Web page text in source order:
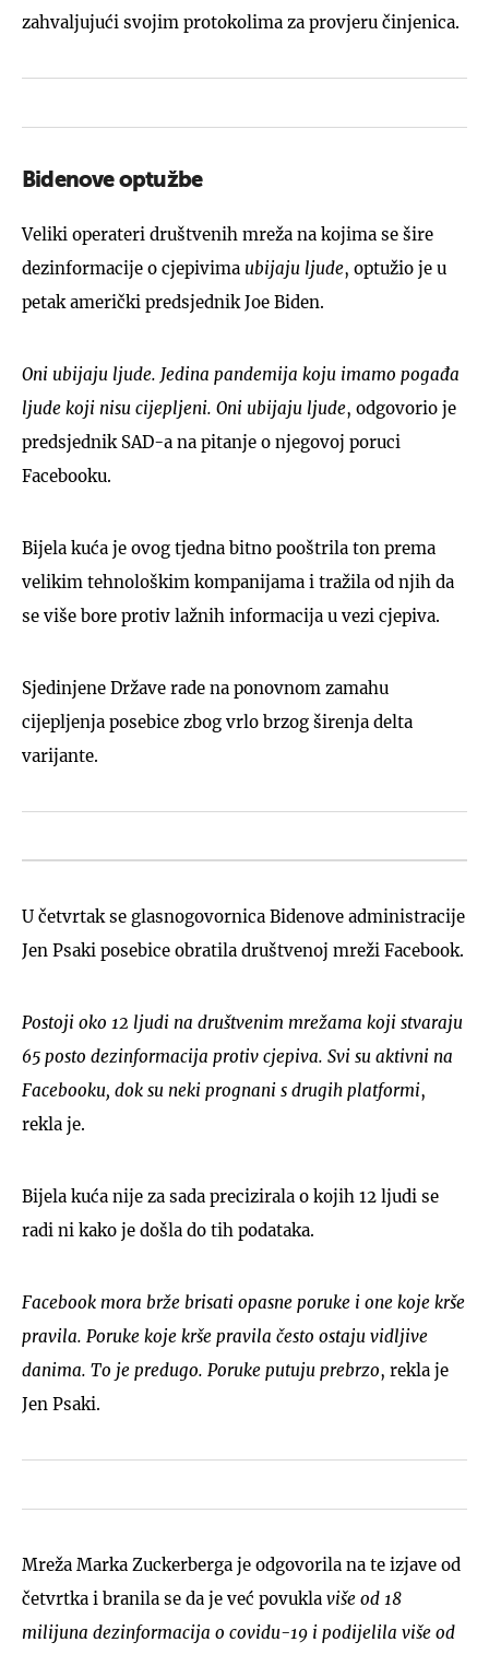
zahvaljujući svojim protokolima za provjeru činjenica.
Bidenove optužbe
Veliki operateri društvenih mreža na kojima se šire
dezinformacije o cjepivima ubijaju ljude, optužio je u
petak američki predsjednik Joe Biden.
Oni ubijaju ljude. Jedina pandemija koju imamo pogađa
ljude koji nisu cijepljeni. Oni ubijaju ljude, odgovorio je
predsjednik SAD-a na pitanje o njegovoj poruci
Facebooku.
Bijela kuća je ovog tjedna bitno pooštrila ton prema
velikim tehnološkim kompanijama i tražila od njih da
se više bore protiv lažnih informacija u vezi cjepiva.
Sjedinjene Države rade na ponovnom zamahu
cijepljenja posebice zbog vrlo brzog širenja delta
varijante.
U četvrtak se glasnogovornica Bidenove administracije
Jen Psaki posebice obratila društvenoj mreži Facebook.
Postoji oko 12 ljudi na društvenim mrežama koji stvaraju
65 posto dezinformacija protiv cjepiva. Svi su aktivni na
Facebooku, dok su neki prognani s drugih platformi,
rekla je.
Bijela kuća nije za sada precizirala o kojih 12 ljudi se
radi ni kako je došla do tih podataka.
Facebook mora brže brisati opasne poruke i one koje krše
pravila. Poruke koje krše pravila često ostaju vidljive
danima. To je predugo. Poruke putuju prebrzo, rekla je
Jen Psaki.
Mreža Marka Zuckerberga je odgovorila na te izjave od
četvrtka i branila se da je već povukla više od 18
milijuna dezinformacija o covidu-19 i podijelila više od